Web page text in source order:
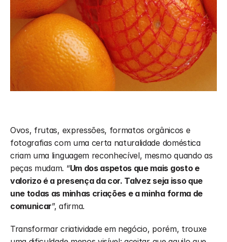
Ovos, frutas, expressões, formatos orgânicos e
fotografias com uma certa naturalidade doméstica
criam uma linguagem reconhecível, mesmo quando as
peças mudam. “Um dos aspetos que mais gosto e
valorizo é a presença da cor. Talvez seja isso que
une todas as minhas criações e a minha forma de
comunicar”, afirma.
Transformar criatividade em negócio, porém, trouxe